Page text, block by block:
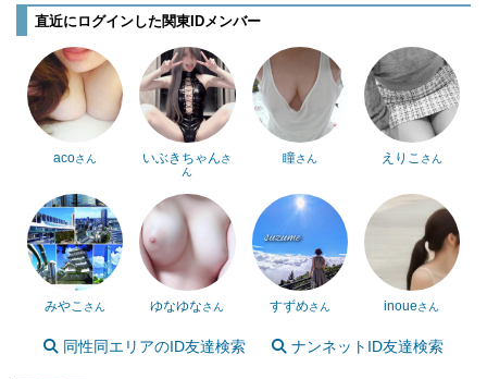
直近にログインした関東IDメンバー
acoさん いぶきちゃんさ
ん
瞳さん えりこ さん
みやこ さん ゆなゆなさん すずめさん inoueさん
同性同エリアのID友達検索 ナンネットID友達検索